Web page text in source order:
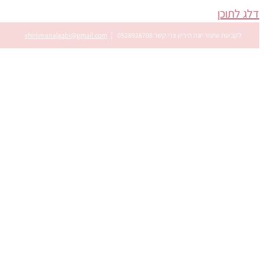
דלג לתוכן
לקביעת שיעור יוגה היריון צרי קשר 0528928708 |
shirlimanalgabi@gmail.com